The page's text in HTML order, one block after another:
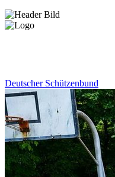
Deutscher Schützenbund